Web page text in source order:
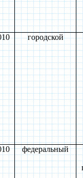
городской
федеральный